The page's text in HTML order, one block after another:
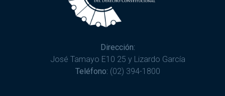
Dirección:
José Tamayo E10 25 y Lizardo García
Teléfono: (02) 394-1800